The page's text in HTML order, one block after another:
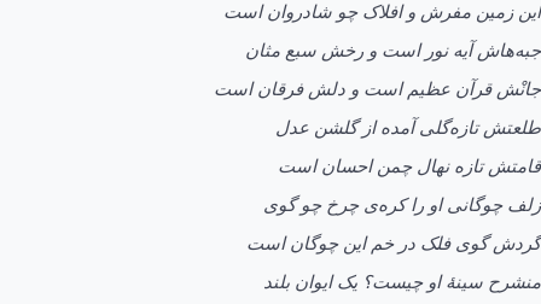
این زمين مفرش و افلاک چو شادروان است
جبه‌هاش آیه نور است و رخش سبع مثان
جانْش قرآن عظیم است و دلش فرقان است
طلعتش تازه‌گلی آمده از گلشن عدل
قامتش تازه نهال چمن احسان است
زلف چوگانی او را کره‌ی چرخ چو گوی
گردش گوی فلک در خم این چوگان است
منشرح سینۀ او چیست؟ یک ایوان بلند